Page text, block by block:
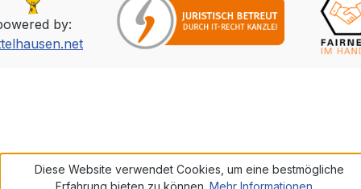
by:
Diese Website verwendet Cookies, um eine bestmögliche
Erfahrung bieten zu können. Mehr Informationen ...